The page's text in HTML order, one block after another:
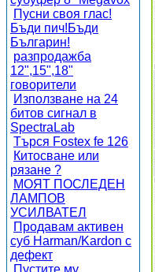
Пусни своя глас!
Бъди пич!Бъди
Българин!
разпродажба
12",15",18"
говорители
Използване на 24
битов сигнал в
SpectraLab
Търся Fostex fe 126
Китосване или
рязане ?
МОЯТ ПОСЛЕДЕН
ЛАМПОВ
УСИЛВАТЕЛ
Продавам активен
суб Harman/Kardon с
дефект
Пустите му